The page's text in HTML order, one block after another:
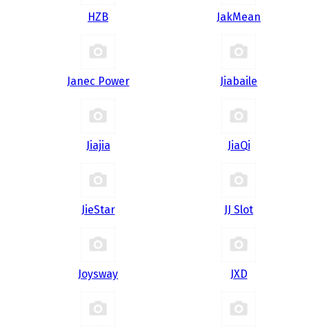
HZB JakMean
Janec Power Jiabaile
Jiajia JiaQi
JieStar JJ Slot
Joysway JXD